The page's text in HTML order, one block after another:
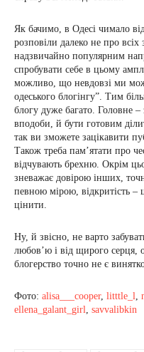
Як бачимо, в Одесі чимало
розповіли далеко не про
надзвичайно популярним
спробувати себе в цьому
можливо, що невдовзі ми
одеського блогінгу”. Тим
блогу дуже багато. Головне
вподоби, й бути готовим
так ви зможете зацікавити
Також треба пам’ятати про
відчувають брехню. Окрім
зневажає довірою інших,
певною мірою, відкритість –
цінити.
Ну, й звісно, не варто
любов’ю і від щирого серця,
блогерство точно не є
Фото: alisa___cooper, litttle_l
ellena_galant_girl savvalibkin